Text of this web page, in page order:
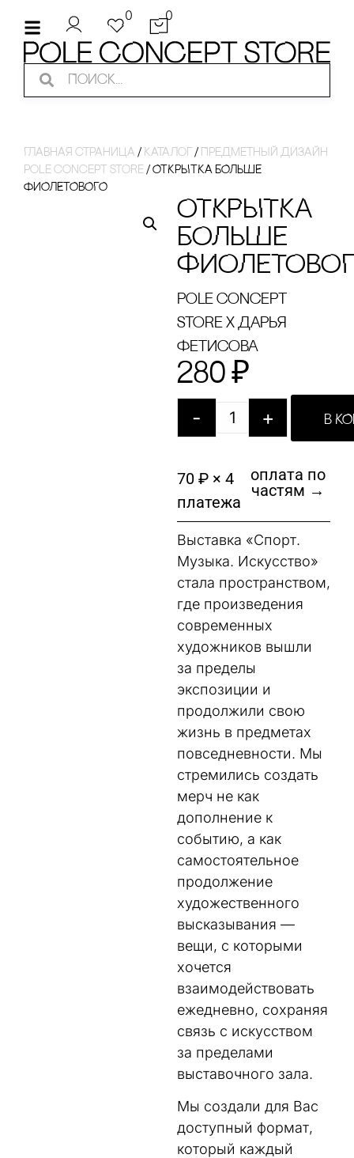
0 0
Главная страница / Каталог / Предметный дизайн
pole concept store / ОТКРЫТКА БОЛЬШЕ
ФИОЛЕТОВОГО
ОТКРЫТКА
БОЛЬШЕ
pole concept
store x Дарья
Фетисова
280 ₽
- + В
70 ₽ × 4
платежа
оплата по
частям →
Выставка «Спорт.
Музыка. Искусство»
стала пространством,
где произведения
современных
художников вышли
за пределы
экспозиции и
продолжили свою
жизнь в предметах
повседневности. Мы
стремились создать
мерч не как
дополнение к
событию, а как
самостоятельное
продолжение
художественного
высказывания —
вещи, с которыми
хочется
взаимодействовать
ежедневно, сохраняя
связь с искусством
за пределами
выставочного зала.
Мы создали для Вас
доступный формат,
который каждый